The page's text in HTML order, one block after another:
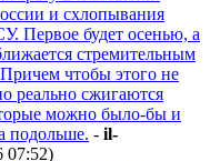
и схлопывания
Первое будет осенью, а
стремительным
чтобы этого не
реально сжигаются
можно было-бы и
подольше. - il-
07:52)